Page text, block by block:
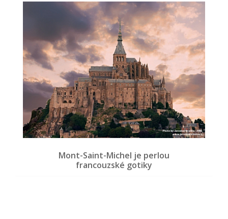
Mont-Saint-Michel je perlou
francouzské gotiky